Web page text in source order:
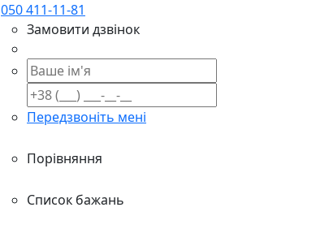
050 411-11-81
Замовити дзвінок
Передзвоніть мені
Порівняння
Список бажань